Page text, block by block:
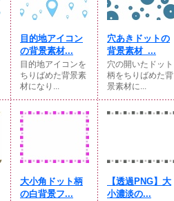
目的地アイコン
の背景素材...
目的地アイコンを
ちりばめた背景素
材になり...
穴あきドットの
背景素材_...
穴の開いたドット
柄をちりばめた背
景素材に...
大小角ドット柄
の白背景フ...
【透過PNG】大
小濃淡の...